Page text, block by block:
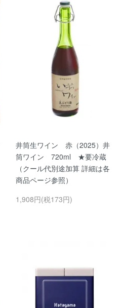
井筒生ワイン 赤（2025）井
筒ワイン 720ml ★要冷蔵
（クール代別途加算 詳細は各
商品ページ参照）
1,908円(税173円)